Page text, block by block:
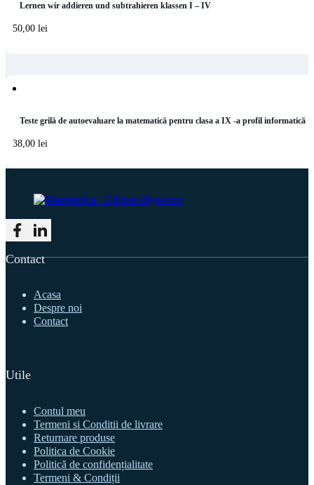
Lernen wir addieren und subtrahieren klassen I – IV
50,00 lei
Teste grilă de autoevaluare la matematică pentru clasa a IX -a profil informatică
38,00 lei
Follow me on Facebook
Follow me on LinkedIn
Contact
Acasa
Despre noi
Contact
Utile
Contul meu
Termeni si Conditii de livrare
Returnare produse
Politica de Cookie
Politică de confidențialitate
Termeni & Condiții